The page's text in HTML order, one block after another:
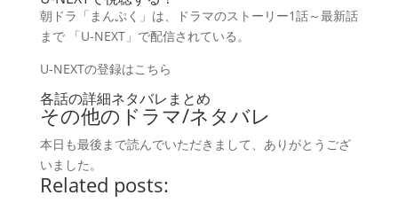
朝ドラ「まんぷく」は、ドラマのストーリー1話～最新話
まで 「U-NEXT」で配信されている。
U-NEXTの登録はこちら
各話の詳細ネタバレまとめ
その他のドラマ/ネタバレ
本日も最後まで読んでいただきまして、ありがとうござ
いました。
Related posts: